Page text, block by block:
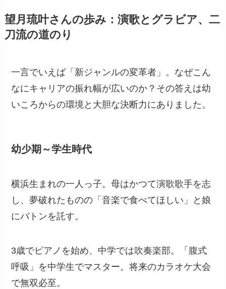
望月琉叶さんの歩み：演歌とグラビア、二
刀流の道のり
一言でいえば「新ジャンルの変革者」。なぜこん
なにキャリアの振れ幅が広いのか？その答えは幼
いころからの環境と大胆な決断力にありました。
幼少期～学生時代
横浜生まれの一人っ子。母はかつて演歌歌手を志
し、夢破れたものの「音楽で食べてほしい」と娘
にバトンを託す。
3歳でピアノを始め、中学では吹奏楽部。「腹式
呼吸」を中学生でマスター。将来のカラオケ大会
で無双必至。